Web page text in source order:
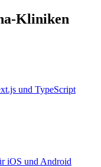
Kliniken
und TypeScript
iOS und Android